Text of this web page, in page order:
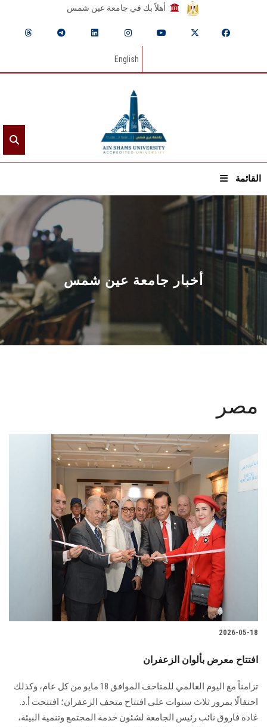
أهلاً بك في جامعة عين شمس
English
القائمة
الرئيسيـة
عن الجامعة
القطاعـات
الشئون الأكاديمية
البحث العلمي
الأنظمة الذكية
الدراسات العليا
الزائـرون
أخبار جامعة عين شمس
مصر
2026-05-18
افتتاح معرض بألوان الزعفران
تزامناً مع اليوم العالمي للمتاحف الموافق 18 مايو من كل عام، وكذلك
احتفالًا بمرور ثلاث سنوات على افتتاح متحف الزعفران؛ افتتحت أ.د.
غادة فاروق نائب رئيس الجامعة لشئون خدمة المجتمع وتنمية البيئة،